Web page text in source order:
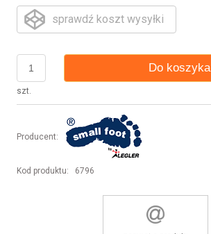
sprawdź koszt wysyłki
szt.
Do koszyka
Producent:
Kod produktu: 6796